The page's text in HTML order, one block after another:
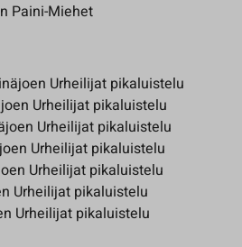
Paini-Miehet
Urheilijat pikaluistelu
Urheilijat pikaluistelu
Urheilijat pikaluistelu
Urheilijat pikaluistelu
Urheilijat pikaluistelu
Urheilijat pikaluistelu
Urheilijat pikaluistelu